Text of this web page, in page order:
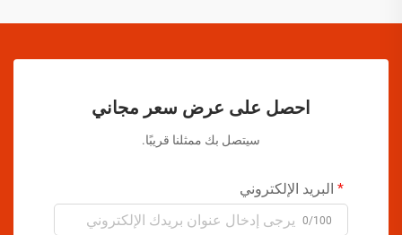
احصل على عرض سعر مجاني
سيتصل بك ممثلنا قريبًا.
البريد الإلكتروني
0/100